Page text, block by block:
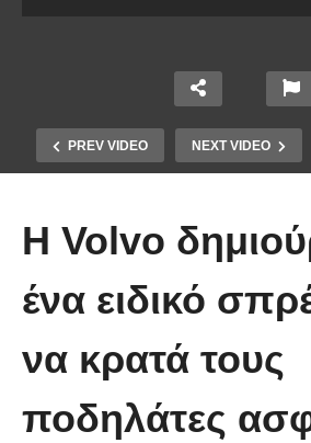
PREV VIDEO NEXT VIDEO
μήκους 50 μέτρων
Η Volvo
ένα ειδικό
να κρατά τους
ποδηλάτες